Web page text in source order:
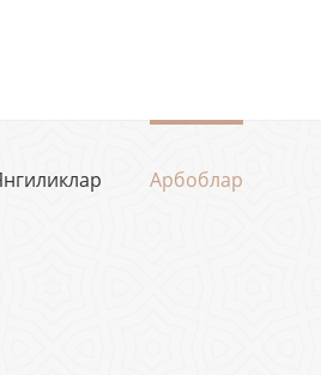
Арбоблар